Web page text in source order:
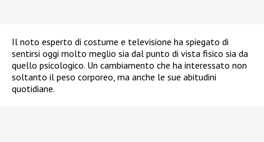
Il noto esperto di costume e televisione ha spiegato di
sentirsi oggi molto meglio sia dal punto di vista fisico sia da
quello psicologico. Un cambiamento che ha interessato non
soltanto il peso corporeo, ma anche le sue abitudini
quotidiane.